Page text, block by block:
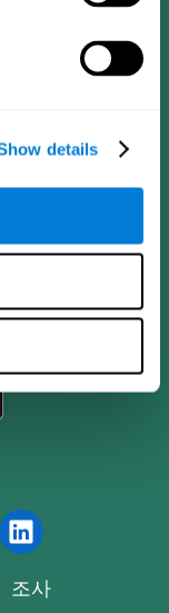
details
조사